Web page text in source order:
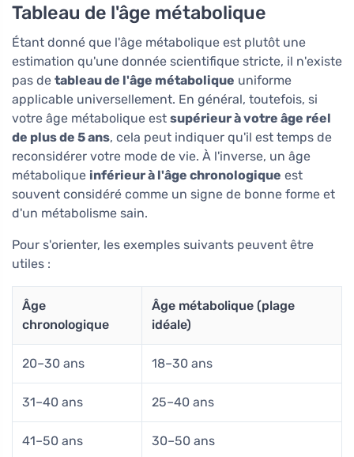
Tableau de l'âge métabolique
Étant donné que l'âge métabolique est plutôt une
estimation qu'une donnée scientifique stricte, il n'existe
pas de tableau de l'âge métabolique uniforme
applicable universellement. En général, toutefois, si
votre âge métabolique est supérieur à votre âge réel
de plus de 5 ans, cela peut indiquer qu'il est temps de
reconsidérer votre mode de vie. À l'inverse, un âge
métabolique inférieur à l'âge chronologique est
souvent considéré comme un signe de bonne forme et
d'un métabolisme sain.
Pour s'orienter, les exemples suivants peuvent être
utiles :
Âge
chronologique
Âge métabolique (plage
idéale)
20–30 ans 18–30 ans
31–40 ans 25–40 ans
41–50 ans 30–50 ans